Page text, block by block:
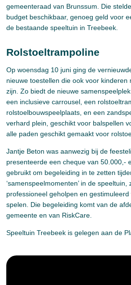
gemeenteraad van Brunssum. Die
budget beschikbaar, genoeg geld voor
de bestaande speeltuin in Treebeek.
Rolstoeltrampoline
Op woensdag 10 juni ging de
nieuwe toestellen die ook voor kinderen
zijn. Zo biedt de nieuwe
een inclusieve carrousel, een
rolstoelbouwspeelplaats, en een
verhard plein, geschikt voor balspellen
alle paden geschikt gemaakt voor
Jantje Beton was aanwezig bij de
presenteerde een cheque van 50.000,-
gebruikt om begeleiding in te zetten
‘samenspeelmomenten’ in de
professioneel geholpen en
spelen. Die begeleiding komt van de
gemeente en van RiskCare.
Speeltuin Treebeek is gelegen aan de